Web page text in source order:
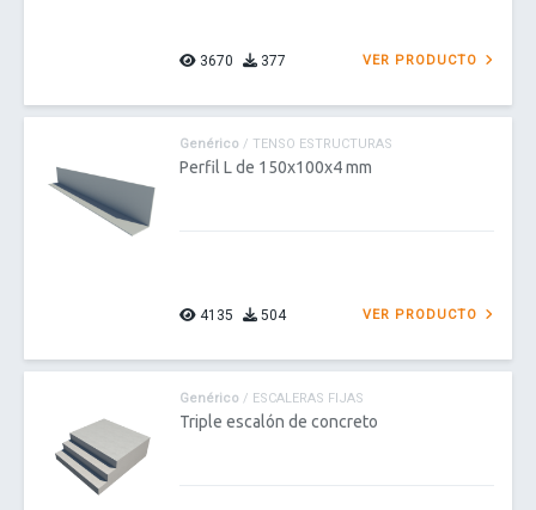
3670 377 VER PRODUCTO
Genérico / TENSO ESTRUCTURAS
Perfil L de 150x100x4 mm
4135 504 VER PRODUCTO
Genérico / ESCALERAS FIJAS
Triple escalón de concreto